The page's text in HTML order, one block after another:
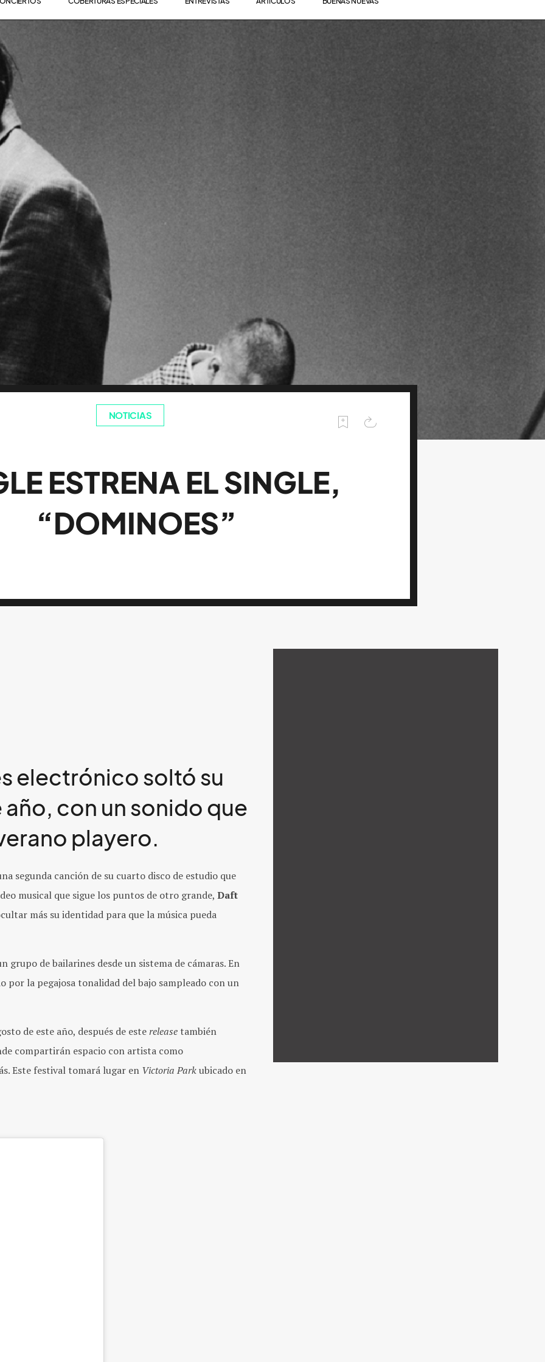
NOTICIAS
ESTRENA EL SINGLE,
“DOMINOES”
electrónico soltó su
con un sonido que
playero.
segunda canción de su cuarto disco de estudio que
musical que sigue los puntos de otro grande, Daft
más su identidad para que la música pueda
de bailarines desde un sistema de cámaras. En
por la pegajosa tonalidad del bajo sampleado con un
de este año, después de esterelease también
compartirán espacio con artista como
Este festival tomará lugar en Victoria Parkubicado en